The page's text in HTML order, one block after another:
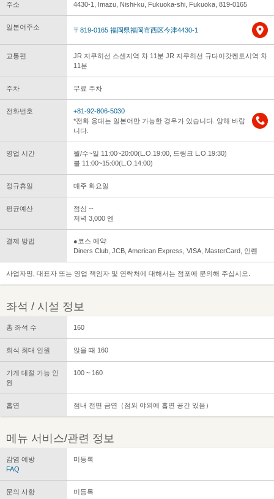
주소 4430-1, Imazu, Nishi-ku, Fukuoka-shi, Fukuoka, 819-0165
일본어주소 〒819-0165 福岡県福岡市西区今津4430-1
교통편
JR 지쿠히선 스센지역 차 11분 JR 지쿠히선 규다이갓켄토시역 차
11분
주차 무료 주차
전화번호
+81-92-806-5030
*전화 응대는 일본어만 가능한 경우가 있습니다. 양해 바랍
니다.
영업 시간
월/수~일 11:00~20:00(L.O.19:00, 드링크 L.O.19:30)
불 11:00~15:00(L.O.14:00)
정규휴일 매주 화요일
평균예산
점심 --
저녁 3,000 엔
결제 방법
●코스 예약
Diners Club, JCB, American Express, VISA, MasterCard, 인롄
사업자명, 대표자 또는 영업 책임자 및 연락처에 대해서는 점포에 문의해 주십시오.
좌석 / 시설 정보
총 좌석 수 160
회식 최대 인원 앉을 때 160
가게 대절 가능 인
원
100 ~ 160
흡연 점내 전면 금연（점외 야외에 흡연 공간 있음）
메뉴 서비스/관련 정보
감염 예방
FAQ
미등록
문의 사항 미등록